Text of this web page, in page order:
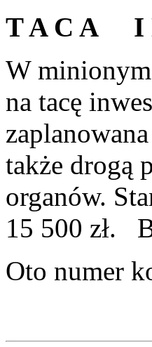
T A C A I
W
na tacę
także drogą
organów.
15 500 zł.
Oto numer